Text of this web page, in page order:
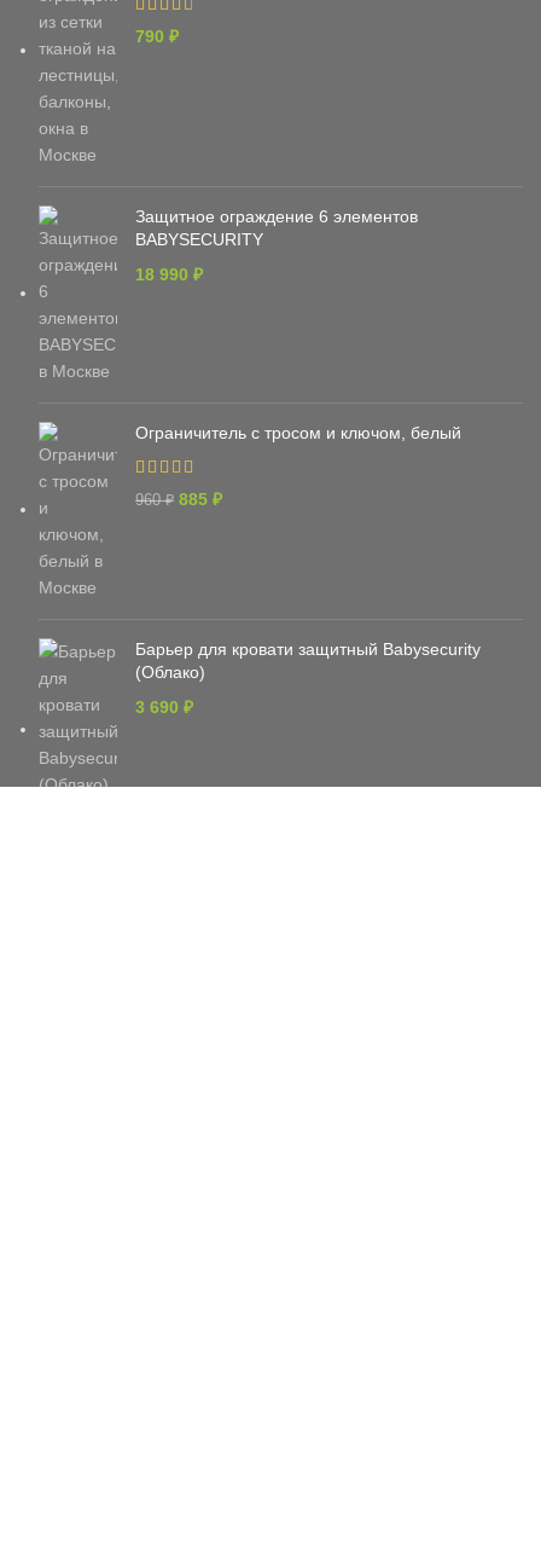
790 ₽
Защитное ограждение 6 элементов
BABYSECURITY
18 990 ₽
Ограничитель с тросом и ключом, белый
960₽ 885 ₽
Барьер для кровати защитный Babysecurity
(Облако)
3 690 ₽